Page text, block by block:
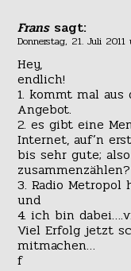
Frans sagt:
Donnerstag, 21. Juli
Hey,
endlich!
1. kommt mal
Angebot.
2. es gibt eine
Internet, auf’n
bis sehr gute;
zusammenzählen?
3. Radio
und
4. ich bin
Viel Erfolg jetzt
mitmachen…
f